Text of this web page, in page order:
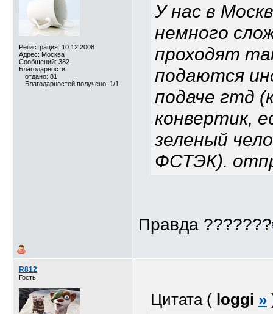
Регистрация: 10.12.2008
Адрес: Москва
Сообщений: 382
Благодарности:
отдано: 81
Благодарностей получено: 1/1
У нас в
немного
проходят
подаются
подаче гтд
конвертик,
зеленый
ФСТЭК).
Правда ???????
R812
Гость
Цитата ( loggi »